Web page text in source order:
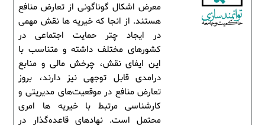
معرض اشکال گوناگونی از تعارض منافع
هستند. از انجا که خیریه ها نقش مهمی
در ایجاد چتر حمایت اجتماعی در
کشورهای مختلف داشته و متناسب با
این ایفای نقش، چرخش مالی و منابع
درامدی قابل توجهی نیز دارند، بروز
تعارض منافع در موقعیت‌های مدیریتی و
کارشناسی مرتبط با خیریه ها امری
محتمل است. نهادهای قاعده‌گذار در